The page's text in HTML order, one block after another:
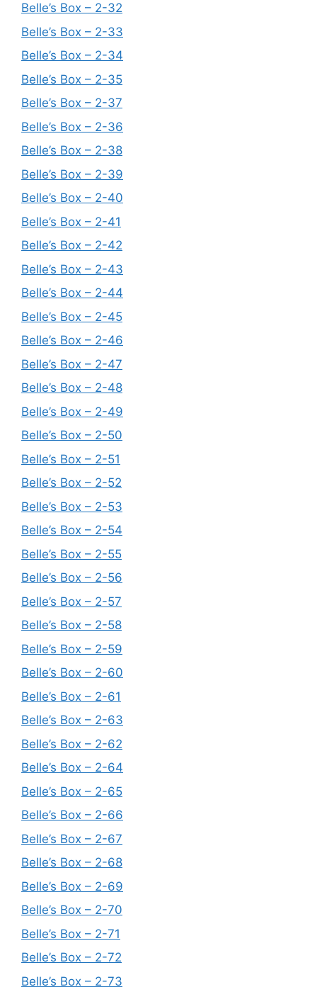
Belle’s Box – 2-32
Belle’s Box – 2-33
Belle’s Box – 2-34
Belle’s Box – 2-35
Belle’s Box – 2-37
Belle’s Box – 2-36
Belle’s Box – 2-38
Belle’s Box – 2-39
Belle’s Box – 2-40
Belle’s Box – 2-41
Belle’s Box – 2-42
Belle’s Box – 2-43
Belle’s Box – 2-44
Belle’s Box – 2-45
Belle’s Box – 2-46
Belle’s Box – 2-47
Belle’s Box – 2-48
Belle’s Box – 2-49
Belle’s Box – 2-50
Belle’s Box – 2-51
Belle’s Box – 2-52
Belle’s Box – 2-53
Belle’s Box – 2-54
Belle’s Box – 2-55
Belle’s Box – 2-56
Belle’s Box – 2-57
Belle’s Box – 2-58
Belle’s Box – 2-59
Belle’s Box – 2-60
Belle’s Box – 2-61
Belle’s Box – 2-63
Belle’s Box – 2-62
Belle’s Box – 2-64
Belle’s Box – 2-65
Belle’s Box – 2-66
Belle’s Box – 2-67
Belle’s Box – 2-68
Belle’s Box – 2-69
Belle’s Box – 2-70
Belle’s Box – 2-71
Belle’s Box – 2-72
Belle’s Box – 2-73